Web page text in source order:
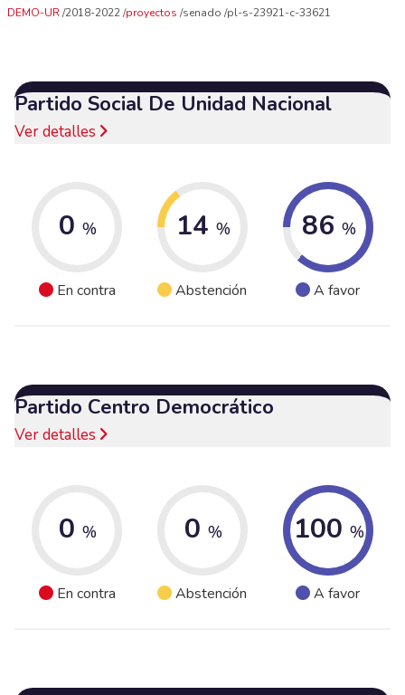
DEMO-UR 2018-2022 proyectos senado pl-s-23921-c-33621
Partido Social De Unidad Nacional
Ver detalles
0 %
En contra
14 %
Abstención
86 %
A favor
Partido Centro Democrático
Ver detalles
0 %
En contra
0 %
Abstención
100 %
A favor